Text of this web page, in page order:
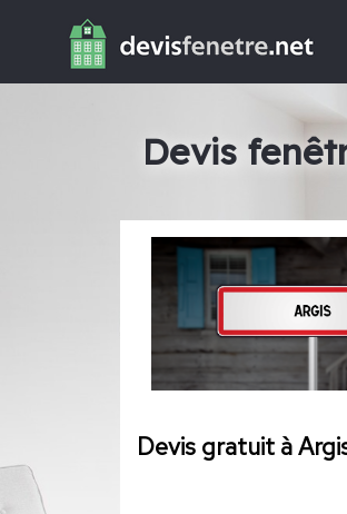
Devis
Devis gratuit à